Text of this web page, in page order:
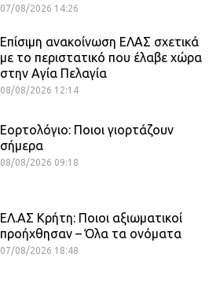
07/08/2026 14:26
Επίσιμη ανακοίνωση ΕΛΑΣ σχετικά
με το περιστατικό που έλαβε χώρα
στην Αγία Πελαγία
08/08/2026 12:14
Εορτολόγιο: Ποιοι γιορτάζουν
σήμερα
08/08/2026 09:18
ΕΛ.ΑΣ Κρήτη: Ποιοι αξιωματικοί
προήχθησαν – Όλα τα ονόματα
07/08/2026 18:48